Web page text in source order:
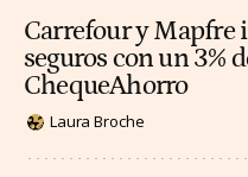
Carrefour y Mapfre
seguros con un 3%
ChequeAhorro
Laura Broche